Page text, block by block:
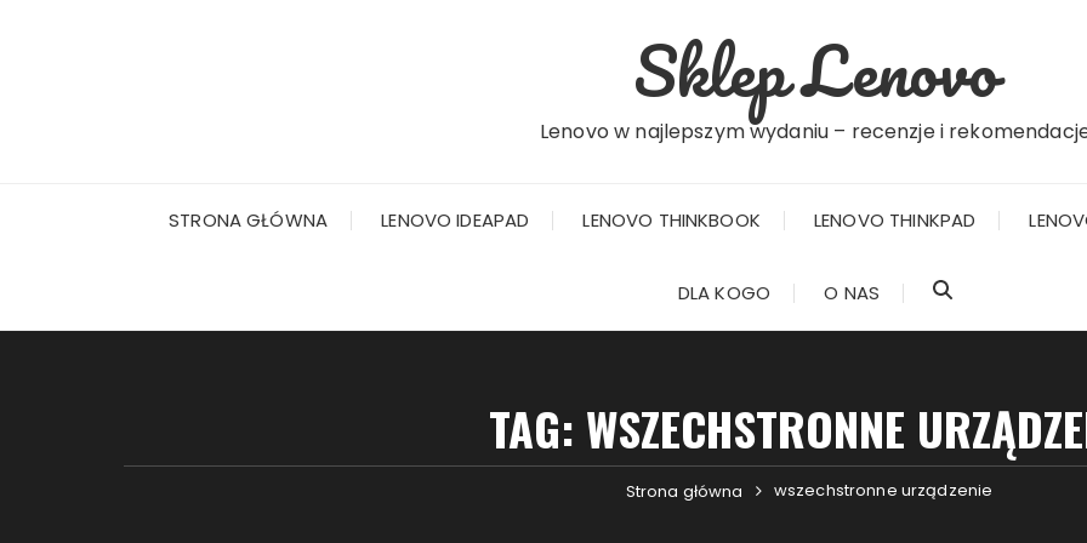
Sklep Lenovo
Lenovo w najlepszym wydaniu – recenzje i
STRONA GŁÓWNA LENOVO IDEAPAD LENOVO THINKBOOK LENOVO THINKPAD
DLA KOGO O NAS
TAG: WSZECHSTRONNE
Strona główna wszechstronne urządzenie